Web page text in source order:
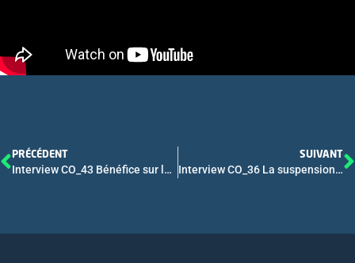
PRÉCÉDENT
Interview CO_43 Bénéfice sur la mortalité spécifique par cancer et la mortalité globale d’un dépistage personnalisé du carcinome hépatocellulaire sur cirrhose : approche par modélisation.
SUIVANT
Interview CO_36 La suspension du mycophénolate mofétil augmente la réponse vaccinale du SARS-CoV-2 chez les greffés hépatiques